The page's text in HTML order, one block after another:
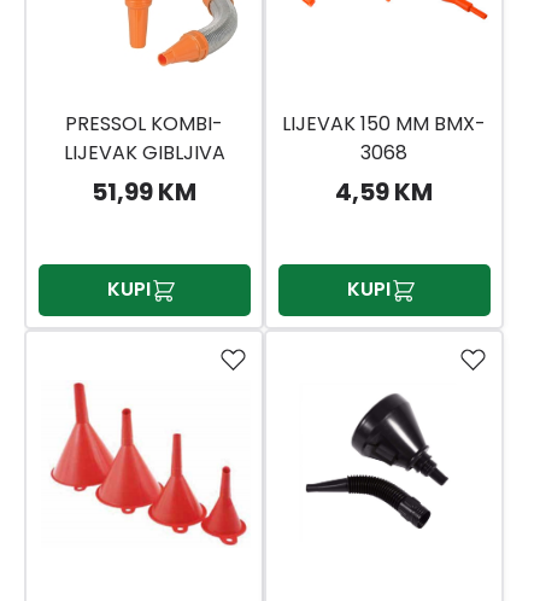
PRESSOL KOMBI-
LIJEVAK GIBLJIVA
CIJEV BIJELI LIM
160MM
51,99 KM
KUPI
LIJEVAK 150 MM BMX-
3068
4,59 KM
KUPI